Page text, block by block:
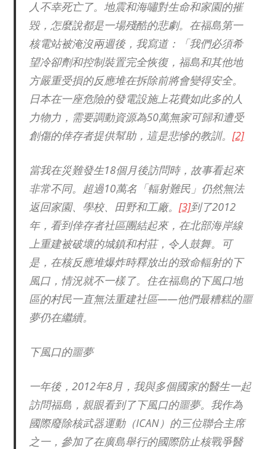
人不幸死亡了。地震和海嘯對生命和家園的摧
毀，怎麼說都是一場殘酷的悲劇。在福島第一
核電站被淹沒兩週後，我寫道：「我們必須希
望冷卻劑和控制裝置完全恢復，福島和其他地
方嚴重受損的反應堆在拆除前將會變得安全。
日本在一座危險的發電設施上花費如此多的人
力物力，需要調動資源為50萬無家可歸和遭受
創傷的倖存者提供幫助，這是悲慘的教訓。 [2]
當我在災難發生18個月後訪問時，故事看起來
非常不同。超過10萬名「輻射難民」仍然無法
返回家園、學校、田野和工廠。 [3]到了2012
年，看到倖存者社區團結起來，在北部海岸線
上重建被破壞的城鎮和村莊，令人鼓舞。可
是，在核反應堆爆炸時釋放出的致命輻射的下
風口，情況就不一樣了。住在福島的下風口地
區的村民一直無法重建社區——他們最糟糕的噩
夢仍在繼續。
下風口的噩夢
一年後，2012年8月，我與多個國家的醫生一起
訪問福島，親眼看到了下風口的噩夢。我作為
國際廢除核武器運動（ICAN）的三位聯合主席
之一，參加了在廣島舉行的國際防止核戰爭醫